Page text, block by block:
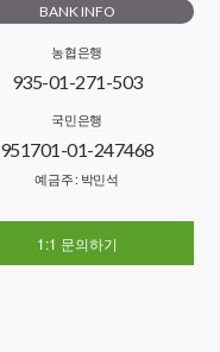
BANK INFO
농협은행
935-01-271-503
국민은행
951701-01-247468
예금주 : 박민석
1:1 문의하기